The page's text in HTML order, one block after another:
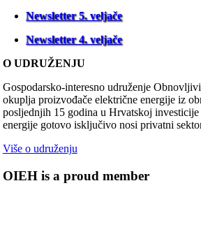
Newsletter 5. veljače
Newsletter 4. veljače
O UDRUŽENJU
Gospodarsko-interesno udruženje
okuplja proizvođače električne energije iz
posljednjih 15 godina u Hrvatskoj
energije gotovo isključivo nosi privatni
Više o udruženju
OIEH is a proud member